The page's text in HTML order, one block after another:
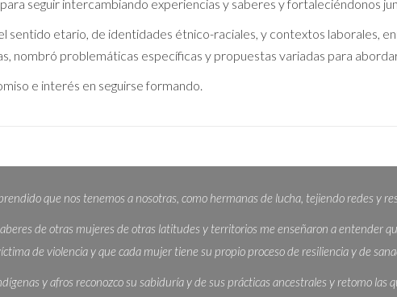
seguir intercambiando experiencias y saberes y fortaleciéndonos
sentido etario, de identidades étnico-raciales, y contextos laborales,
nombró problemáticas específicas y propuestas variadas para
e interés en seguirse formando.
que nos tenemos a nosotras, como hermanas de lucha, tejiendo redes y
de otras mujeres de otras latitudes y territorios me enseñaron a entender
de violencia y que cada mujer tiene su propio proceso de resiliencia y de
y afros reconozco su sabiduría y de sus prácticas ancestrales y retomo las